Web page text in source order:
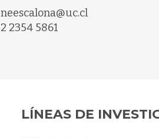
neescalona@uc.cl
2 2354 5861
LÍNEAS DE